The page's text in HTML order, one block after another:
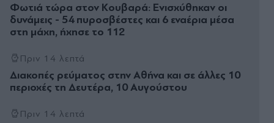
Φωτιά τώρα στον Κουβαρά: Ενισχύθηκαν οι
δυνάμεις - 54 πυροσβέστες και 6 εναέρια μέσα
στη μάχη, ήχησε το 112
Πριν 14 λεπτά
Διακοπές ρεύματος στην Αθήνα και σε άλλες 10
περιοχές τη Δευτέρα, 10 Αυγούστου
Πριν 14 λεπτά